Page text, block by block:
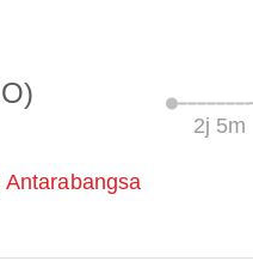
Antarabangsa
2j 5m